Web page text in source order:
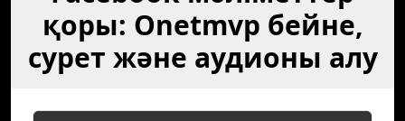
қоры: Onetmvp бейне,
сурет және аудионы алу